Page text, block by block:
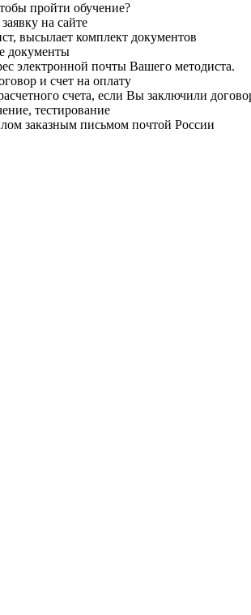
пройти обучение?
на сайте
высылает комплект документов
документы
электронной почты Вашего методиста.
и счет на оплату
счета, если Вы заключили
тестирование
заказным письмом почтой России